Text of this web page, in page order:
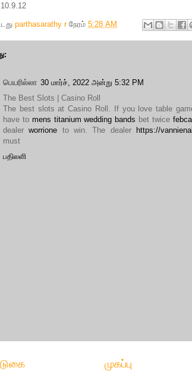
parthasarathy r நேரம் 5:28 AM
பெயரில்லா 30 மார்ச், 2022 அன்று 5:32 PM
The Best Slots | Casino Roll
The best slots at Casino Roll. If you love table
have to mens titanium wedding bands bet twice
dealerworrione to win. The dealer
https://
must
பதிலளி
முகப்பு